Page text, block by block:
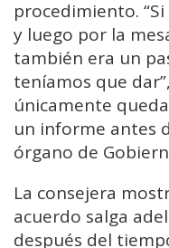
procedimiento.
y luego por la
también era un
teníamos que
únicamente
un informe antes
órgano de
La consejera
acuerdo salga
después del